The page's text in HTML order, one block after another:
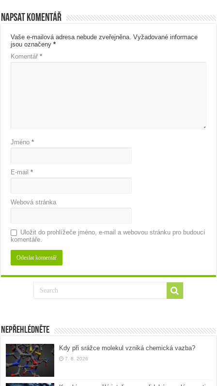
Napsat komentář
Vaše e-mailová adresa nebude zveřejněna. Vyžadované informace
jsou označeny*
Komentář*
Jméno*
E-mail*
Webová stránka
Uložit do prohlížeče jméno, e-mail a webovou stránku pro budoucí
komentáře.
Nepřehlédněte
Kdy při srážce molekul vzniká chemická vazba?
7. 8. 2026